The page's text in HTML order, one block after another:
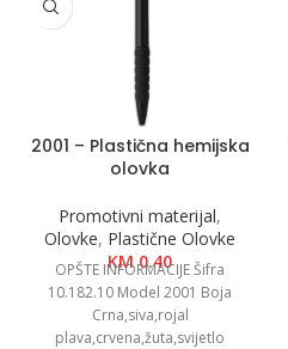
2001 – Plastična hemijska
olovka
Promotivni materijal,
Olovke, Plastične Olovke
KM0.40
OPŠTE INFORMACIJE Šifra
10.182.10 Model 2001 Boja
Crna,siva,rojal
plava,crvena,žuta,svijetlo